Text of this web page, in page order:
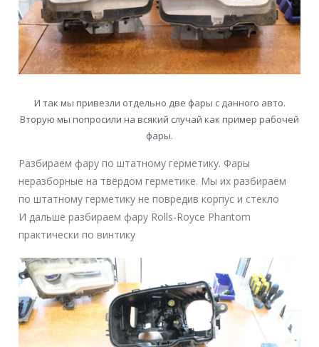
И так мы привезли отдельно две фары с данного авто.
Вторую мы попросили на всякий случай как пример рабочей
фары.
Разбираем фару по штатному герметику. Фары
неразборные на твёрдом герметике. Мы их разбираем
по штатному герметику не повредив корпус и стекло
И дальше разбираем фару Rolls-Royce Phantom
практически по винтику